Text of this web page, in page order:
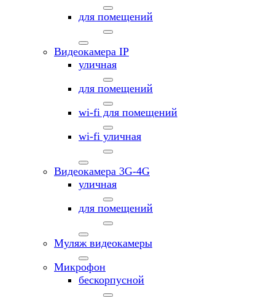
для помещений
Видеокамера IP
уличная
для помещений
wi-fi для помещений
wi-fi уличная
Видеокамера 3G-4G
уличная
для помещений
Муляж видеокамеры
Микрофон
бескорпусной